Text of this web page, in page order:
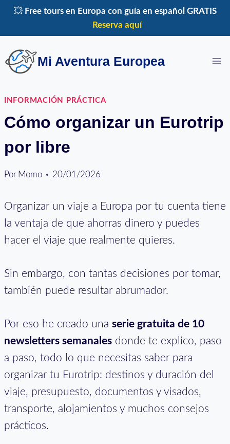
Saltar
💥 Free tours en Europa con guía en español GRATIS
Reserva aquí
Mi Aventura Europea
INFORMACIÓN PRÁCTICA
Cómo organizar un Eurotrip
por libre
Por Momo 20/01/2026
Organizar un viaje a Europa por tu cuenta tiene
la ventaja de que ahorras dinero y puedes
hacer el viaje que realmente quieres.
Sin embargo, con tantas decisiones por tomar,
también puede resultar abrumador.
Por eso he creado una serie gratuita de 10
newsletters semanales donde te explico, paso
a paso, todo lo que necesitas saber para
organizar tu Eurotrip: destinos y duración del
viaje, presupuesto, documentos y visados,
transporte, alojamientos y muchos consejos
prácticos.